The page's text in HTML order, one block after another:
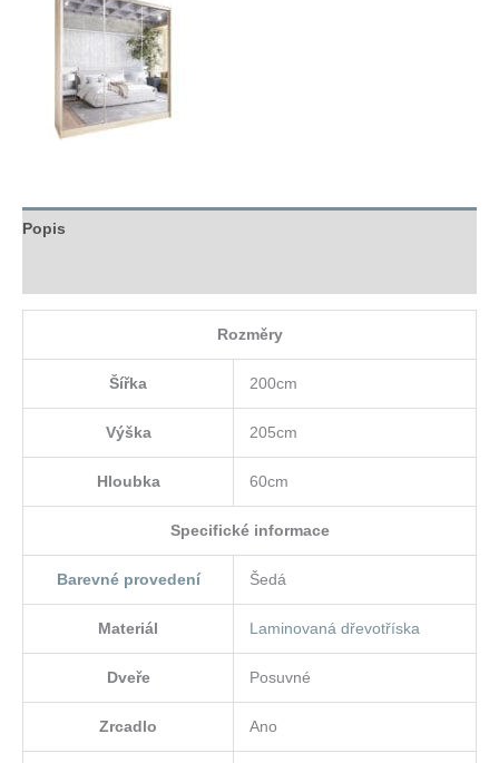
Popis
Rozměry
Šířka 200cm
Výška 205cm
Hloubka 60cm
Specifické informace
Barevné provedení Šedá
Materiál Laminovaná dřevotříska
Dveře Posuvné
Zrcadlo Ano